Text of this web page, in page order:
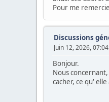
Pour me
Discussions
Juin 12, 2026,
Bonjour.
Nous
cacher, ce qu'